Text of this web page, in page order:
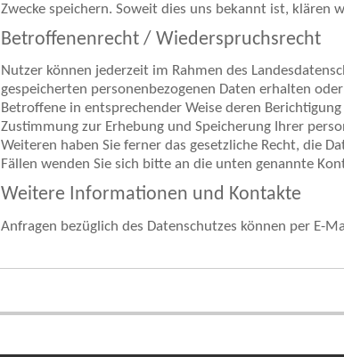
Zwecke speichern. Soweit dies uns bekannt ist, klären
Betroffenenrecht / Wiederspruchsrecht
Nutzer können jederzeit im Rahmen des
gespeicherten personenbezogenen Daten erhalten
Betroffene in entsprechender Weise deren
Zustimmung zur Erhebung und Speicherung Ihrer
Weiteren haben Sie ferner das gesetzliche Recht, die
Fällen wenden Sie sich bitte an die unten genannte
Weitere Informationen und Kontakte
Anfragen bezüglich des Datenschutzes können per E-